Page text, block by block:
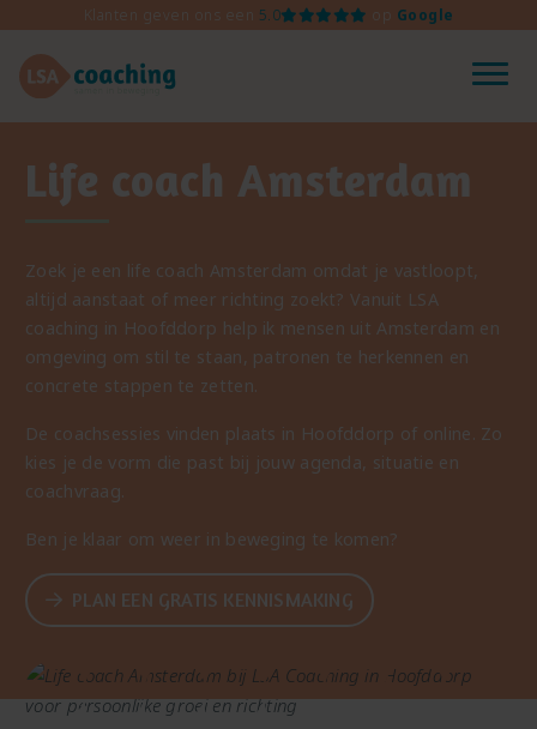
inhoud
Klanten geven ons een 5.0 op Google
Life coach Amsterdam
Zoek je een life coach Amsterdam omdat je vastloopt,
altijd aanstaat of meer richting zoekt? Vanuit LSA
coaching in Hoofddorp help ik mensen uit Amsterdam en
omgeving om stil te staan, patronen te herkennen en
concrete stappen te zetten.
De coachsessies vinden plaats in Hoofddorp of online. Zo
kies je de vorm die past bij jouw agenda, situatie en
coachvraag.
Ben je klaar om weer in beweging te komen?
PLAN EEN GRATIS KENNISMAKING